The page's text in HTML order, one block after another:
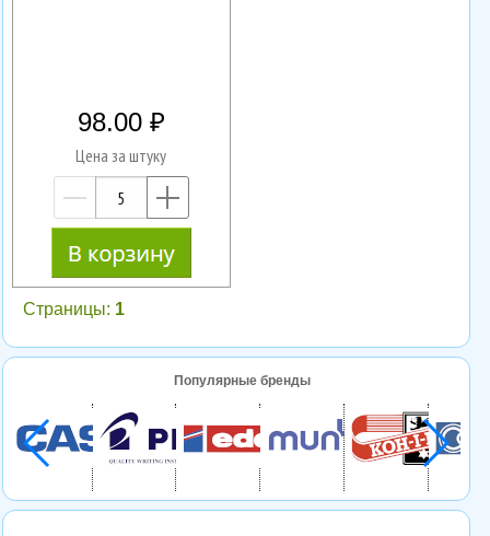
98.00
Цена за штуку
—
Страницы: 1
Популярные бренды